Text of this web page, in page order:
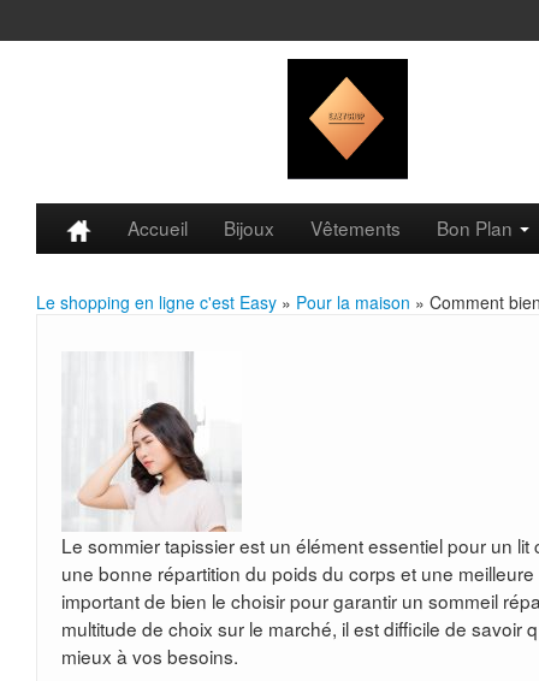
Accueil Bijoux Vêtements Bon Plan
Le shopping en ligne c'est Easy » Pour la maison » Comment
Le sommier tapissier est un élément essentiel pour un
une bonne répartition du poids du corps et une
important de bien le choisir pour garantir un sommeil
multitude de choix sur le marché, il est difficile de savoir
mieux à vos besoins.